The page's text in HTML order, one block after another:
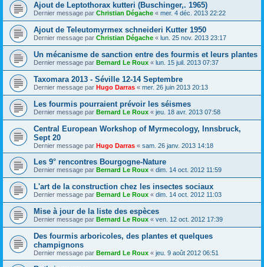
Ajout de Leptothorax kutteri (Buschinger,. 1965)
Dernier message par Christian Dégache « mer. 4 déc. 2013 22:22
Ajout de Teleutomyrmex schneideri Kutter 1950
Dernier message par Christian Dégache « lun. 25 nov. 2013 23:17
Un mécanisme de sanction entre des fourmis et leurs plantes
Dernier message par Bernard Le Roux « lun. 15 juil. 2013 07:37
Taxomara 2013 - Séville 12-14 Septembre
Dernier message par Hugo Darras « mer. 26 juin 2013 20:13
Les fourmis pourraient prévoir les séismes
Dernier message par Bernard Le Roux « jeu. 18 avr. 2013 07:58
Central European Workshop of Myrmecology, Innsbruck,
Sept 20
Dernier message par Hugo Darras « sam. 26 janv. 2013 14:18
Les 9° rencontres Bourgogne-Nature
Dernier message par Bernard Le Roux « dim. 14 oct. 2012 11:59
L'art de la construction chez les insectes sociaux
Dernier message par Bernard Le Roux « dim. 14 oct. 2012 11:03
Mise à jour de la liste des espèces
Dernier message par Bernard Le Roux « ven. 12 oct. 2012 17:39
Des fourmis arboricoles, des plantes et quelques
champignons
Dernier message par Bernard Le Roux « jeu. 9 août 2012 06:51